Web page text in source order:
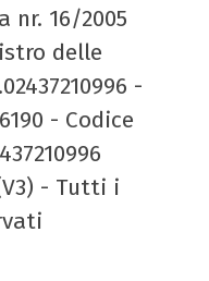
nr. 16/2005
delle
-
- Codice
- Tutti i